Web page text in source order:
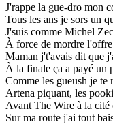
J'rappe la gue-dro mon
Tous les ans je sors un
J'suis comme Michel
À force de mordre l'offre
Maman j't'avais dit que
À la finale ça a payé un
Comme les gueush je te
Artena piquant, les
Avant The Wire à la cité
Sur ma route j'ai tout